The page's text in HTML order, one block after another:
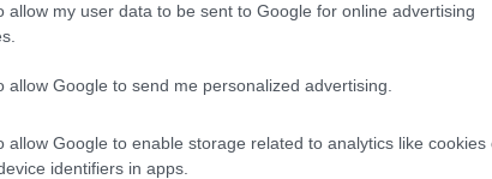
allow my user data to be sent to Google for online advertising
allow Google to send me personalized advertising.
allow Google to enable storage related to analytics like cookies
identifiers in apps.
olasz a Liberty Media kötelékét
vált, és 2026-tól a MotoGP elnök-
tudja, Domenicali távozása mögött Donald
és az Andretti-család áll. Mint ismert,